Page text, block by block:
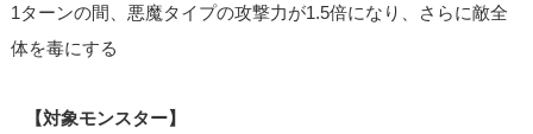
1ターンの間、悪魔タイプの攻撃力が1.5倍になり、さらに敵全
体を毒にする
【対象モンスター】